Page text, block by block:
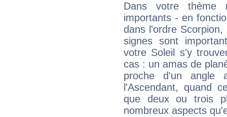
Dans votre thème
importants - en
dans l'ordre
signes sont
votre Soleil s'y
cas : un amas de
proche d'un
l'Ascendant, quand
que deux ou trois
nombreux aspects